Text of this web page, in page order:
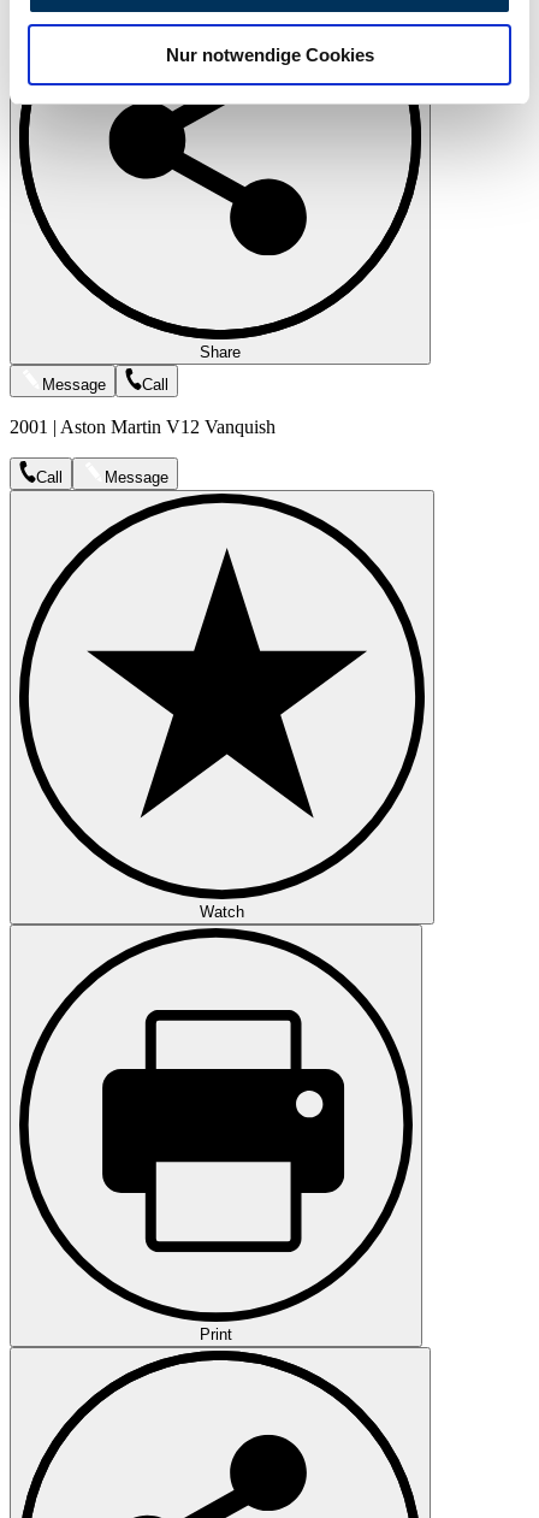
analysieren. Außerdem geben wir Informationen zu Ihrer
Verwendung unserer Website an unsere Partner für
soziale Medien, Werbung und Analysen weiter. Unsere
Partner führen diese Informationen möglicherweise mit
weiteren Daten zusammen, die Sie ihnen bereitgestellt
haben oder die sie im Rahmen Ihrer Nutzung der Dienste
gesammelt haben.
Datenschutzerklärung
Nur notwendige Cookies
Share
Message
Call
2001 | Aston Martin V12 Vanquish
Call Message
Watch
Print